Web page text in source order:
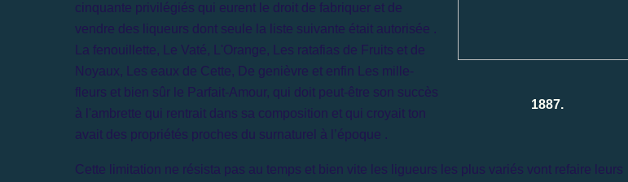
1887.
cinquante privilégiés qui eurent le droit de fabriquer et de
vendre des liqueurs dont seule la liste suivante était autorisée .
La fenouillette, Le Vaté, L'Orange, Les ratafias de Fruits et de
Noyaux, Les eaux de Cette, De genièvre et enfin Les mille-
fleurs et bien sûr le Parfait-Amour, qui doit peut-être son succès
à l'ambrette qui rentrait dans sa composition et qui croyait ton
avait des propriétés proches du surnaturel à l’époque .
Cette limitation ne résista pas au temps et bien vite les ligueurs les plus variés vont refaire leurs